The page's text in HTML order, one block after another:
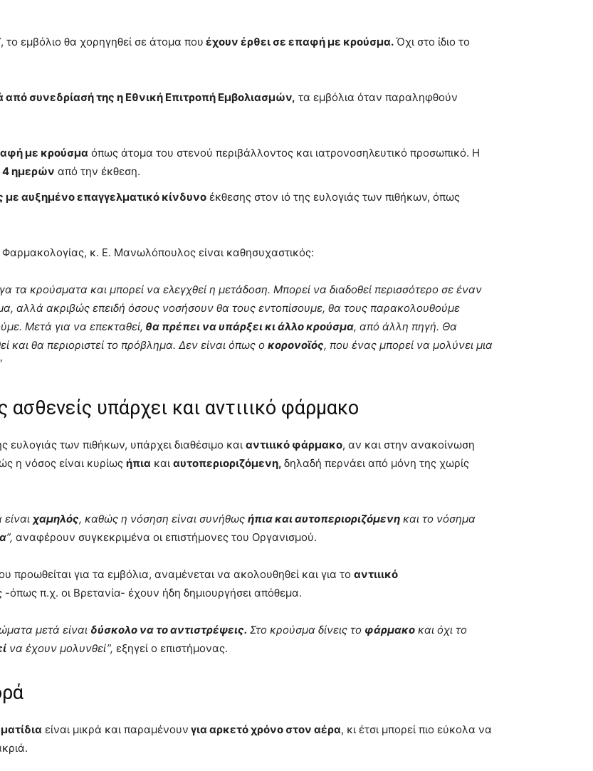
εμβόλιο θα χορηγηθεί σε άτομα που έχουν έρθει σε επαφή με κρούσμα. Όχι στο ίδιο το
συνεδρίασή της η Εθνική Επιτροπή Εμβολιασμών, τα εμβόλια όταν παραληφθούν
με κρούσμα όπως άτομα του στενού περιβάλλοντος και ιατρονοσηλευτικό προσωπικό. Η
4 ημερών από την έκθεση.
με αυξημένο επαγγελματικό κίνδυνο έκθεσης στον ιό της ευλογιάς των πιθήκων, όπως
κ. Ε. Μανωλόπουλος είναι καθησυχαστικός:
τα κρούσματα και μπορεί να ελεγχθεί η μετάδοση. Μπορεί να διαδοθεί περισσότερο σε έναν
αλλά ακριβώς επειδή όσους νοσήσουν θα τους εντοπίσουμε, θα τους παρακολουθούμε
Μετά για να επεκταθεί, θα πρέπει να υπάρξει κι άλλο κρούσμα, από άλλη πηγή. Θα
και θα περιοριστεί το πρόβλημα. Δεν είναι όπως ο κορονοϊός, που ένας μπορεί να μολύνει μια
υπάρχει και αντιιικό φάρμακο
των πιθήκων, υπάρχει διαθέσιμο και αντιιικό φάρμακο, αν και στην ανακοίνωση
η νόσος είναι κυρίως ήπια και αυτοπεριοριζόμενη, δηλαδή περνάει από μόνη της χωρίς
χαμηλός, καθώς η νόσηση είναι συνήθως ήπια και αυτοπεριοριζόμενη και το νόσημα
”, αναφέρουν συγκεκριμένα οι επιστήμονες του Οργανισμού.
προωθείται για τα εμβόλια, αναμένεται να ακολουθηθεί και για το αντιιικό
όπως π.χ. οι Βρετανία- έχουν ήδη δημιουργήσει απόθεμα.
μετά είναι δύσκολο να το αντιστρέψεις. Στο κρούσμα δίνεις το φάρμακο και όχι το
να έχουν μολυνθεί”, εξηγεί ο επιστήμονας.
είναι μικρά και παραμένουν για αρκετό χρόνο στον αέρα, κι έτσι μπορεί πιο εύκολα να